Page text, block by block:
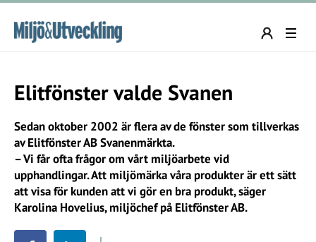
Elitfönster valde Svanen
Sedan oktober 2002 är flera av de fönster som tillverkas
av Elitfönster AB Svanenmärkta.
– Vi får ofta frågor om vårt miljöarbete vid
upphandlingar. Att miljömärka våra produkter är ett sätt
att visa för kunden att vi gör en bra produkt, säger
Karolina Hovelius, miljöchef på Elitfönster AB.